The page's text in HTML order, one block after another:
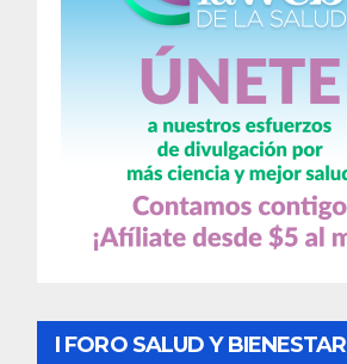
I FORO SALUD Y BIENESTAR